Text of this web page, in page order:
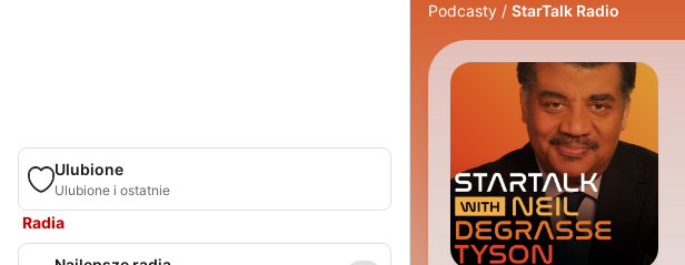
Ulubione
Ulubione i ostatnie
Radia
Podcasty StarTalk Radio